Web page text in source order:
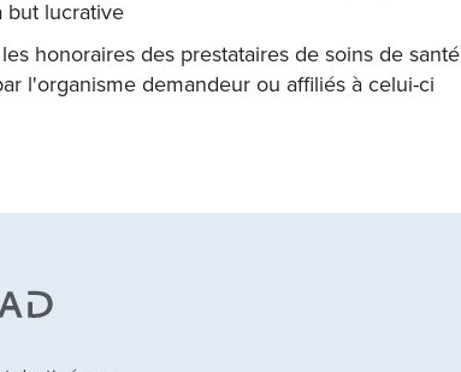
but lucrative
honoraires des prestataires de soins de santé
l'organisme demandeur ou affiliés à celui-ci